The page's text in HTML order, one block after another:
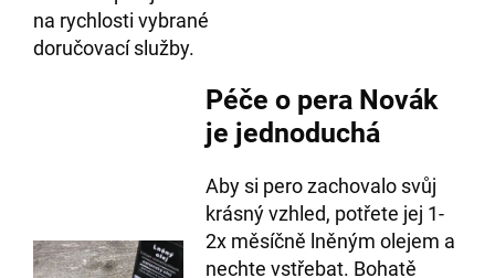
na rychlosti vybrané
doručovací služby.
Péče o pera Novák
je jednoduchá
Aby si pero zachovalo svůj
krásný vzhled, potřete jej 1-
2x měsíčně lněným olejem a
nechte vstřebat. Bohatě